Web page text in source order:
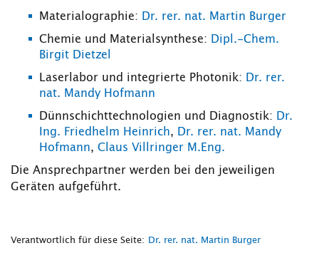
Materialographie: Dr. rer. nat. Martin Burger
Chemie und Materialsynthese: Dipl.-Chem.
Birgit Dietzel
Laserlabor und integrierte Photonik: Dr. rer.
nat. Mandy Hofmann
Dünnschichttechnologien und Diagnostik: Dr.
Ing. Friedhelm Heinrich, Dr. rer. nat. Mandy
Hofmann, Claus Villringer M.Eng.
Die Ansprechpartner werden bei den jeweiligen
Geräten aufgeführt.
Verantwortlich für diese Seite: Dr. rer. nat. Martin Burger